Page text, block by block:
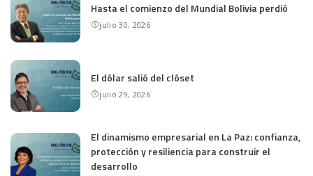
Hasta el comienzo del Mundial Bolivia perdió
julio 30, 2026
El dólar salió del clóset
julio 29, 2026
El dinamismo empresarial en La Paz: confianza,
protección y resiliencia para construir el
desarrollo